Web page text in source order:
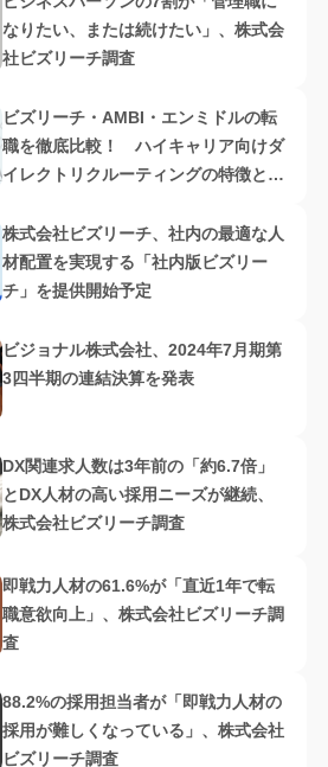
なりたい、または続けたい」、株式会
社ビズリーチ調査
ビズリーチ・AMBI・エンミドルの転
職を徹底比較！ ハイキャリア向けダ
イレクトリクルーティングの特徴と
株式会社ビズリーチ、社内の最適な人
材配置を実現する「社内版ビズリー
チ」を提供開始予定
ビジョナル株式会社、2024年7月期第
3四半期の連結決算を発表
DX関連求人数は3年前の「約6.7倍」
とDX人材の高い採用ニーズが継続、
株式会社ビズリーチ調査
即戦力人材の61.6%が「直近1年で転
職意欲向上」、株式会社ビズリーチ調
査
88.2%の採用担当者が「即戦力人材の
採用が難しくなっている」、株式会社
ビズリーチ調査